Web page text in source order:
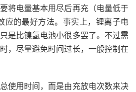
将电量基本用尽后再充（电量低于
应的最好方法。事实上，锂离子电
是比镍氢电池小很多罢了。不过需
，尽量避免时间过长，一般控制在
使用时间，而是由充放电次数来决